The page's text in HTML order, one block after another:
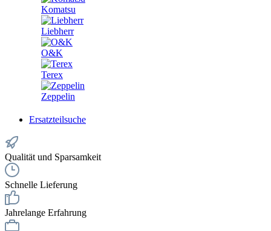
Komatsu
Liebherr
O&K
Terex
Zeppelin
Ersatzteilsuche
Qualität und Sparsamkeit
Schnelle Lieferung
Jahrelange Erfahrung